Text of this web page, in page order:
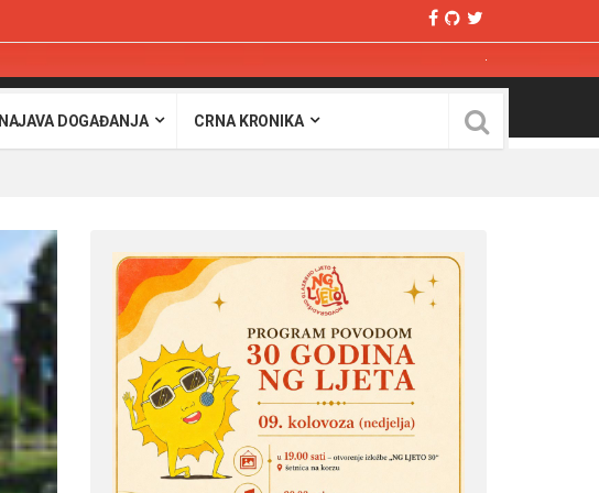
NAJAVA DOGAĐANJA CRNA KRONIKA